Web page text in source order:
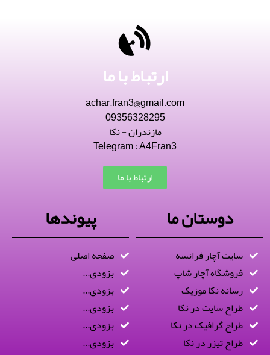
ارتباط با ما
achar.fran3@gmail.com
09356328295
مازندران - نکا
Telegram : A4Fran3
ارتباط با ما
دوستان ما
سایت آچار فرانسه
فروشگاه آچار شاپ
رسانه نکا موزیک
طراح سایت در نکا
طراح گرافیک در نکا
طراح تیزر در نکا
پیوندها
صفحه اصلی
بزودی...
بزودی...
بزودی...
بزودی...
بزودی...